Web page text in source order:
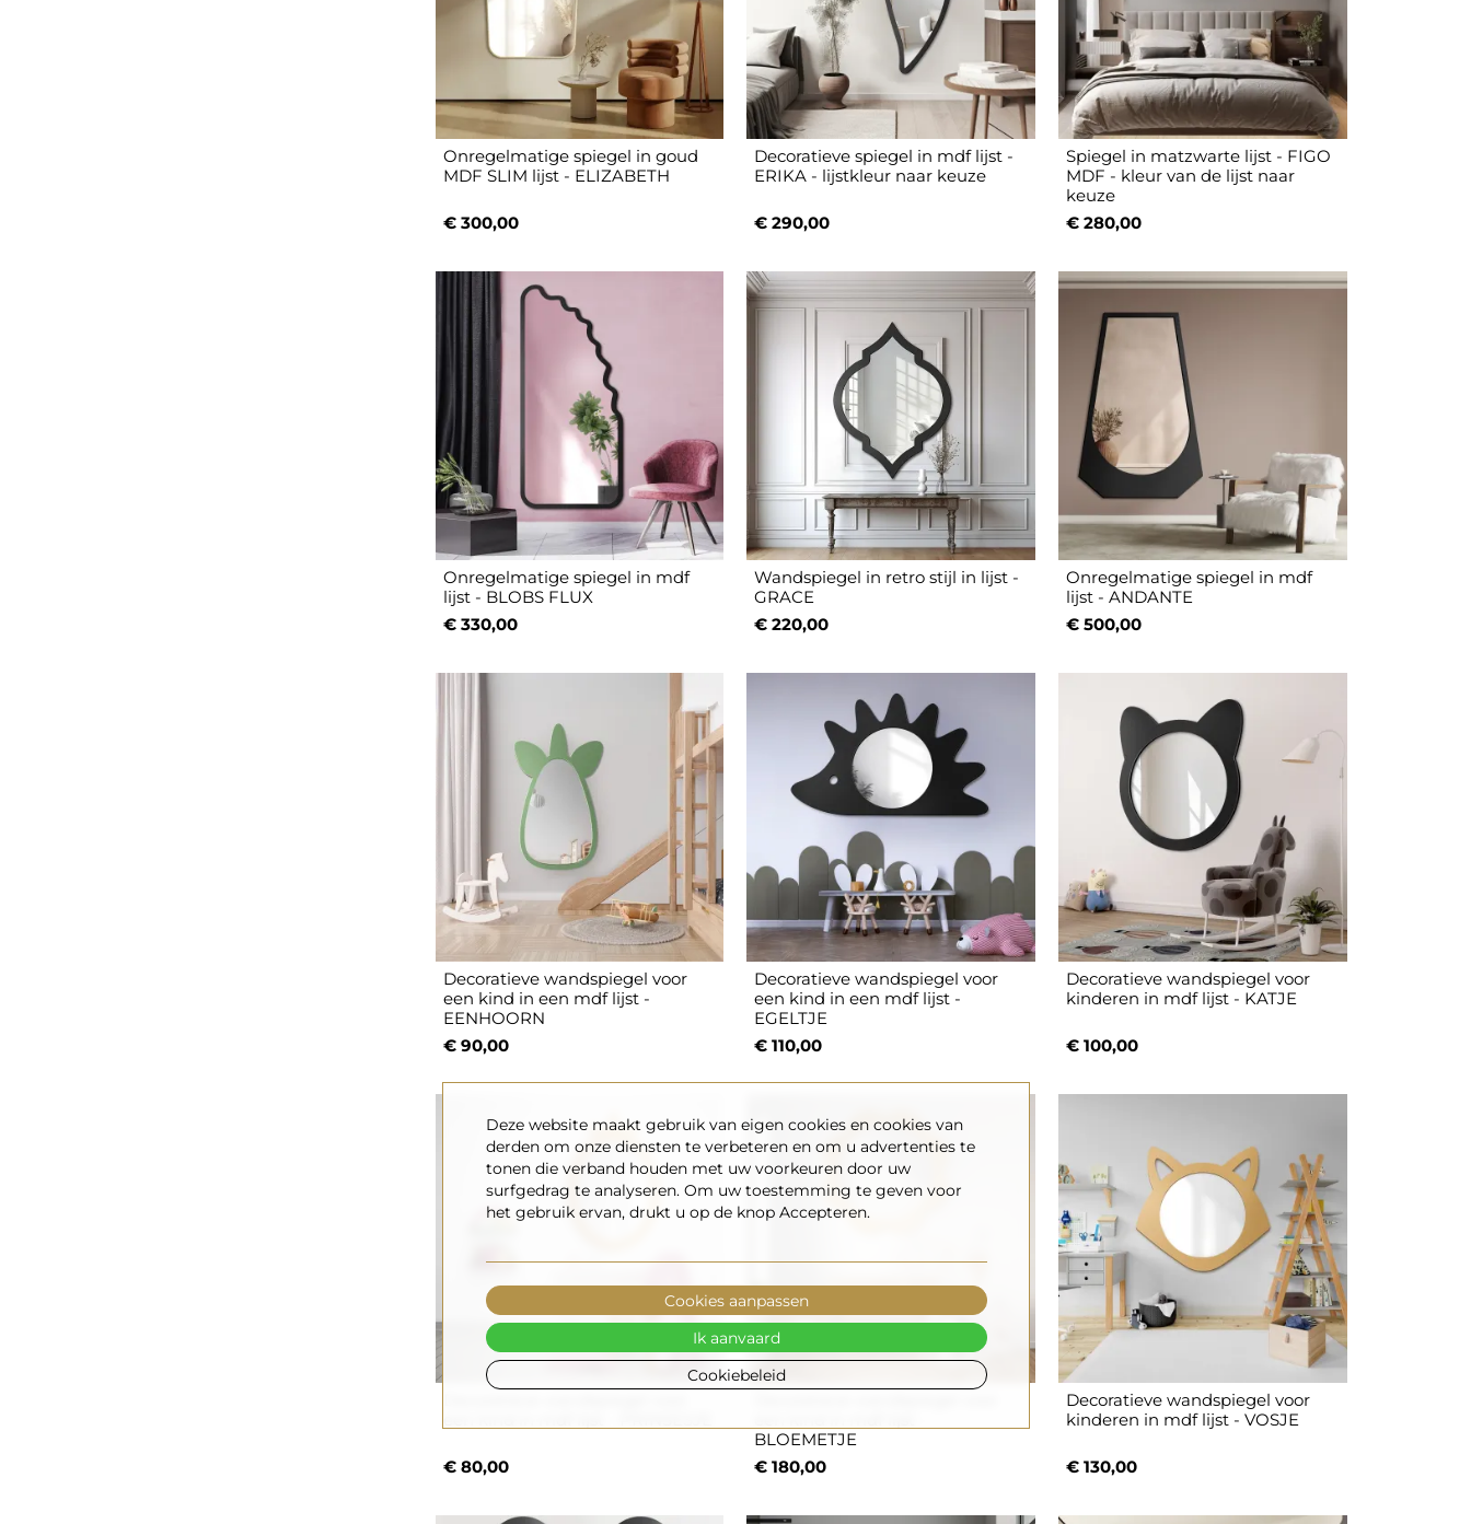
Onregelmatige spiegel in goud
MDF SLIM lijst - ELIZABETH
€ 300,00
Decoratieve spiegel in mdf lijst -
ERIKA - lijstkleur naar keuze
€ 290,00
Spiegel in matzwarte lijst - FIGO
MDF - kleur van de lijst naar
keuze
€ 280,00
Onregelmatige spiegel in mdf
lijst - BLOBS FLUX
€ 330,00
Wandspiegel in retro stijl in lijst -
GRACE
€ 220,00
Onregelmatige spiegel in mdf
lijst - ANDANTE
€ 500,00
Decoratieve wandspiegel voor
een kind in een mdf lijst -
EENHOORN
€ 90,00
Decoratieve wandspiegel voor
een kind in een mdf lijst -
EGELTJE
€ 110,00
Decoratieve wandspiegel voor
kinderen in mdf lijst - KATJE
€ 100,00
€ 80,00
BLOEMETJE
€ 180,00
Decoratieve wandspiegel voor
kinderen in mdf lijst - VOSJE
€ 130,00
Deze website maakt gebruik van eigen cookies en cookies van
derden om onze diensten te verbeteren en om u advertenties te
tonen die verband houden met uw voorkeuren door uw
surfgedrag te analyseren. Om uw toestemming te geven voor
het gebruik ervan, drukt u op de knop Accepteren.
Cookiebeleid
Cookies aanpassen
Ik aanvaard